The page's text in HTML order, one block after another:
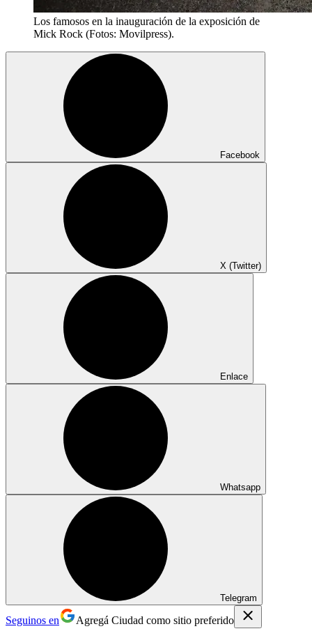
Los famosos en la inauguración de la exposición de
Mick Rock (Fotos: Movilpress).
Facebook
X (Twitter)
Enlace
Whatsapp
Telegram
Seguinos en Agregá Ciudad como sitio preferido